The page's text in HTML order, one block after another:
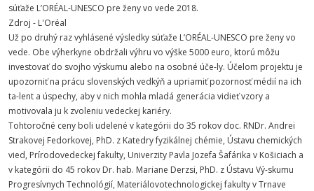
súťaže L’ORÉAL-UNESCO pre ženy vo vede 2018.
Zdroj - L'Oréal
Už po druhý raz vyhlásené výsledky súťaže L’ORÉAL-UNESCO pre ženy vo
vede. Obe výherkyne obdržali výhru vo výške 5000 euro, ktorú môžu
investovať do svojho výskumu alebo na osobné úče-ly. Účelom projektu je
upozorniť na prácu slovenských vedkýň a upriamiť pozornosť médií na ich
ta-lent a úspechy, aby v nich mohla mladá generácia vidieť vzory a
motivovala ju k zvoleniu vedeckej kariéry.
Tohtoročné ceny boli udelené v kategórii do 35 rokov doc. RNDr. Andrei
Strakovej Fedorkovej, PhD. z Katedry fyzikálnej chémie, Ústavu chemických
vied, Prírodovedeckej fakulty, Univerzity Pavla Jozefa Šafárika v Košiciach a
v kategórii do 45 rokov Dr. hab. Mariane Derzsi, PhD. z Ústavu Vý-skumu
Progresívnych Technológií, Materiálovotechnologickej fakulty v Trnave